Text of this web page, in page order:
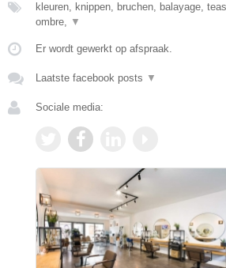
kleuren, knippen, bruchen, balayage,
ombre, ▼
Er wordt gewerkt op afspraak.
Laatste facebook posts ▼
Sociale media: